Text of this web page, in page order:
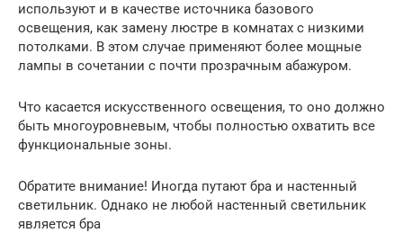
используют и в качестве источника базового
освещения, как замену люстре в комнатах с низкими
потолками. В этом случае применяют более мощные
лампы в сочетании с почти прозрачным абажуром.
Что касается искусственного освещения, то оно должно
быть многоуровневым, чтобы полностью охватить все
функциональные зоны.
Обратите внимание! Иногда путают бра и настенный
светильник. Однако не любой настенный светильник
является бра